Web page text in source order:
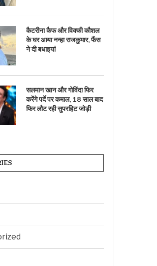
कैटरीना कैफ और विक्की कौशल
के घर आया नन्हा राजकुमार, फैंस
ने दी बधाइयां
सलमान खान और गोविंदा फिर
करेंगे पर्दे पर कमाल, 18 साल बाद
फिर लौट रही सुपरहिट जोड़ी